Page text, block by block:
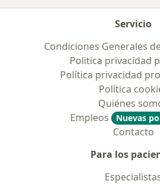
Servicio
Condiciones Generales
Politica privacidad
Política privacidad
Política
Quiénes
Empleos
Nuevas
Contacto
Para los